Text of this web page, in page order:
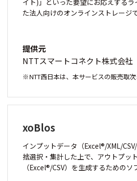
イト)」といった要望にお応えする
た法人向けのオンラインストレージで
提供元
NTTスマートコネクト株式会社
NTT西日本は、本サービスの販売取次
xoBlos
インプットデータ（Excel®/XML/
捨選択・集計した上で、アウトプッ
（Excel®/CSV）を生成するためのソ